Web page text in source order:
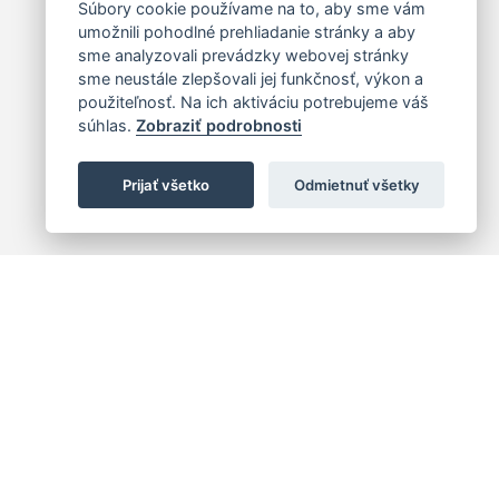
Súbory cookie používame na to, aby sme vám
umožnili pohodlné prehliadanie stránky a aby
sme analyzovali prevádzky webovej stránky
sme neustále zlepšovali jej funkčnosť, výkon a
použiteľnosť. Na ich aktiváciu potrebujeme váš
súhlas. Zobraziť podrobnosti
Prijať všetko Odmietnuť všetky